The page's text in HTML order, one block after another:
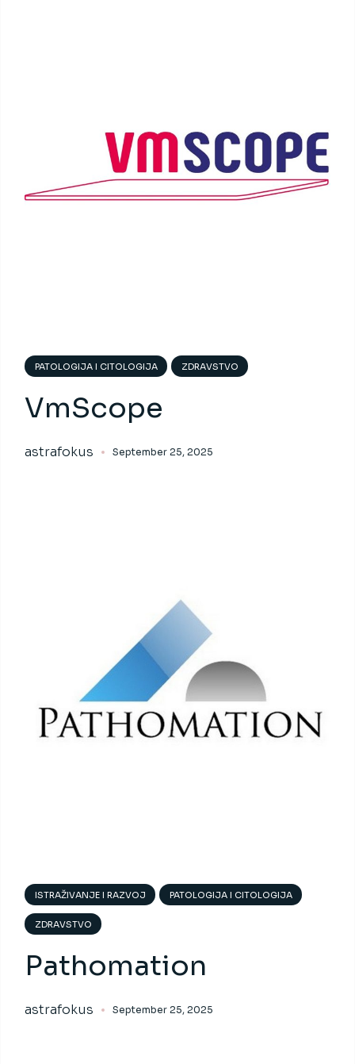
PATOLOGIJA I CITOLOGIJA ZDRAVSTVO
VmScope
astrafokus September 25, 2025
ISTRAŽIVANJE I RAZVOJ PATOLOGIJA I CITOLOGIJA
ZDRAVSTVO
Pathomation
astrafokus September 25, 2025